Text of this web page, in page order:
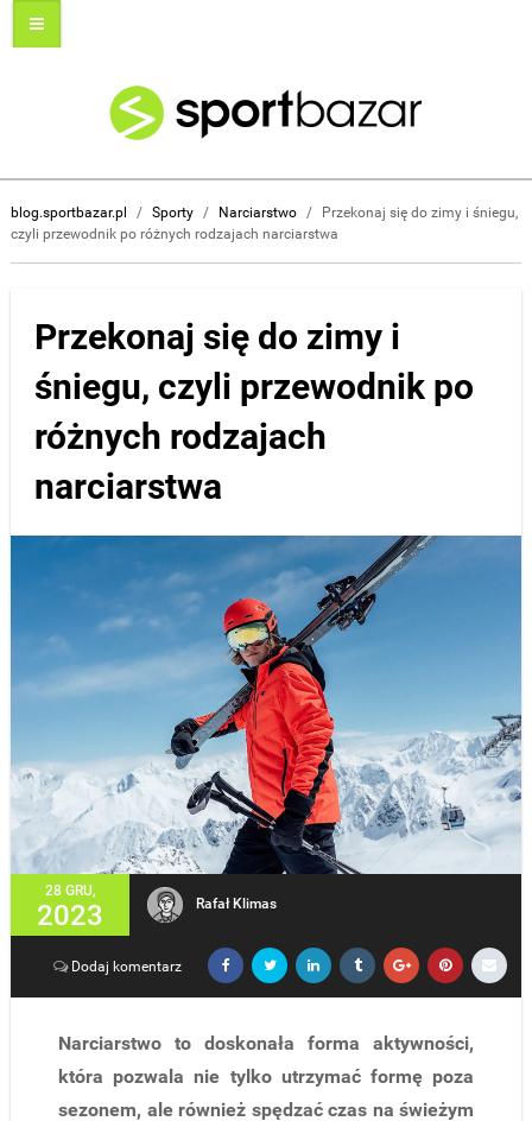
blog.sportbazar.pl / Sporty / Narciarstwo /
Przekonaj się do zimy i śniegu,
czyli przewodnik po różnych rodzajach narciarstwa
Przekonaj się do zimy i
śniegu, czyli przewodnik po
różnych rodzajach
narciarstwa
28 GRU,
2023 Rafał Klimas
Dodaj komentarz
Narciarstwo to doskonała forma aktywności,
która pozwala nie tylko utrzymać formę poza
sezonem, ale również spędzać czas na świeżym